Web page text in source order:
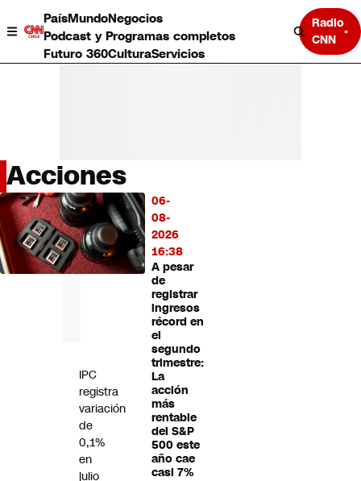
PaísMundoNegocios
Podcast y Programas completos
Futuro 360CulturaServicios
Radio
CNN
País
Mundo
Negocios
Deportes
Programas completos
Acciones
06-
08-
2026
16:38
A pesar
de
registrar
ingresos
récord en
el
segundo
trimestre:
La
acción
más
rentable
del S&P
500 este
año cae
casi 7%
LO
MÁS
LEÍDO
IPC
registra
variación
de
0,1%
en
julio